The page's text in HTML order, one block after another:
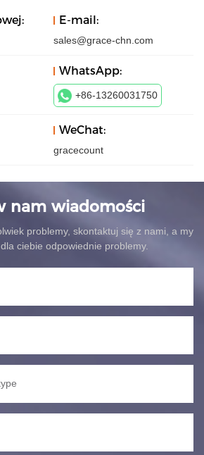
E-mail:
sales@grace-chn.com
WhatsApp:
+86-13260031750
WeChat:
gracecount
nam wiadomości
problemy, skontaktuj się z nami, a my
ciebie odpowiednie problemy.